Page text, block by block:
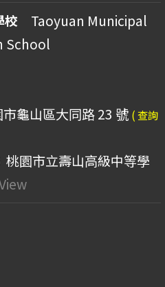
校 Taoyuan Municipal
School
龜山區大同路 23 號 ( 查詢
桃園市立壽山高級中等學